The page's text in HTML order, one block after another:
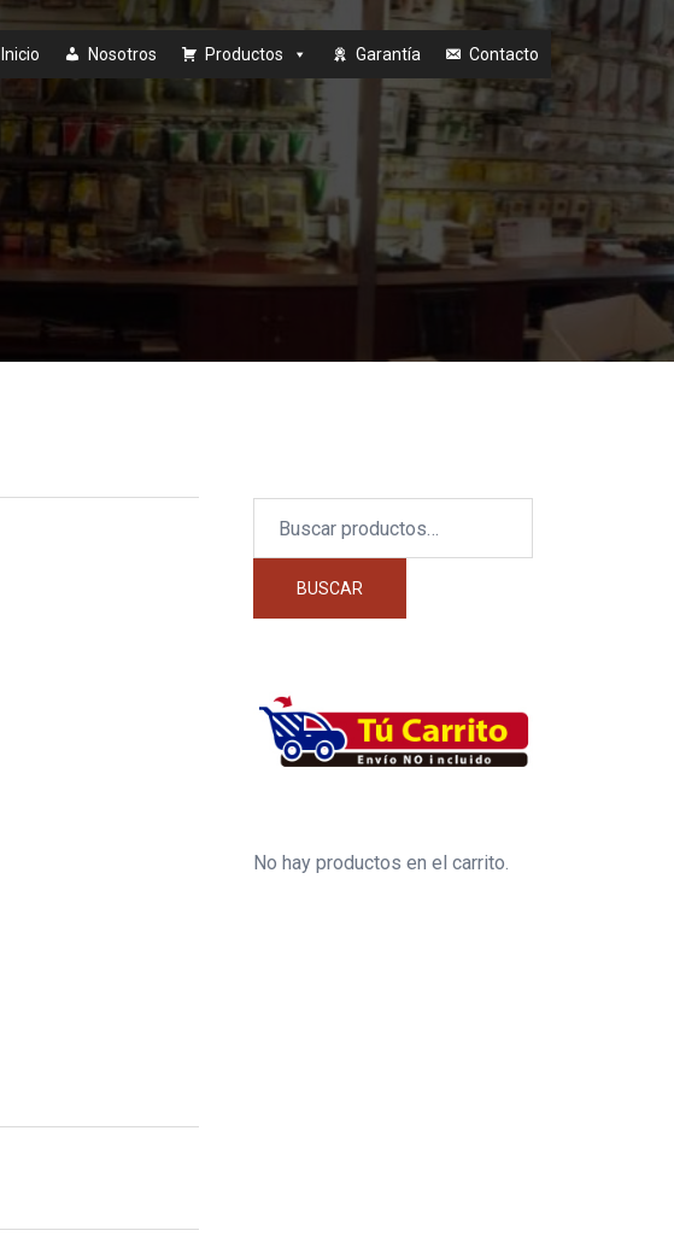
Inicio Nosotros Productos Garantía Contacto
por:
BUSCAR
No hay productos en el carrito.